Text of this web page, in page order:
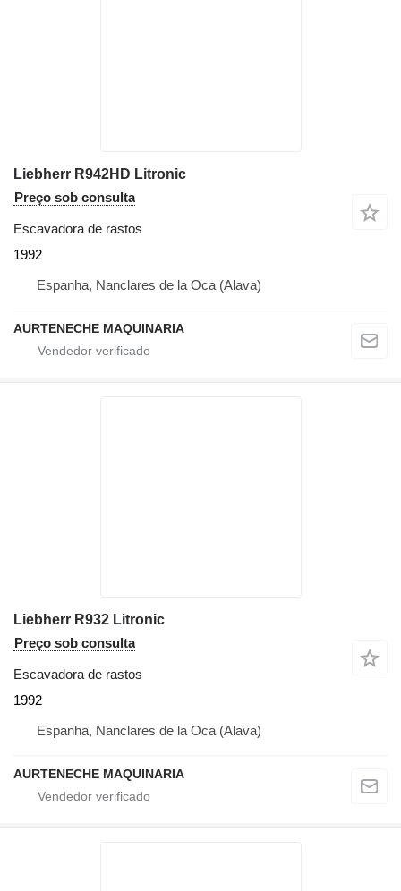
Liebherr R942HD Litronic
Preço sob consulta
Escavadora de rastos
1992
Espanha, Nanclares de la Oca (Alava)
AURTENECHE MAQUINARIA
Liebherr R932 Litronic
Preço sob consulta
Escavadora de rastos
1992
Espanha, Nanclares de la Oca (Alava)
AURTENECHE MAQUINARIA